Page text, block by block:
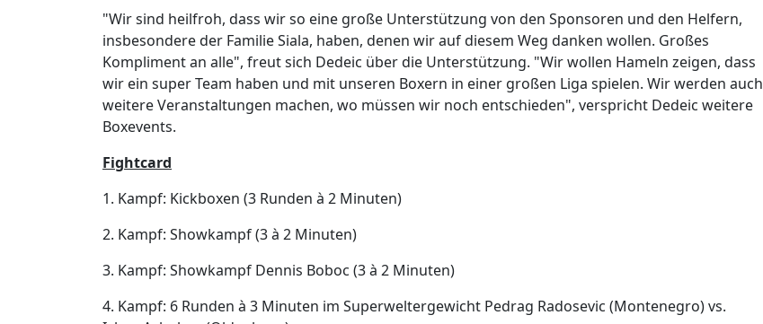
"Wir sind heilfroh, dass wir so eine große Unterstützung von den Sponsoren und den Helfern,
insbesondere der Familie Siala, haben, denen wir auf diesem Weg danken wollen. Großes
Kompliment an alle", freut sich Dedeic über die Unterstützung. "Wir wollen Hameln zeigen, dass
wir ein super Team haben und mit unseren Boxern in einer großen Liga spielen. Wir werden auch
weitere Veranstaltungen machen, wo müssen wir noch entschieden", verspricht Dedeic weitere
Boxevents.
Fightcard
1. Kampf: Kickboxen (3 Runden à 2 Minuten)
2. Kampf: Showkampf (3 à 2 Minuten)
3. Kampf: Showkampf Dennis Boboc (3 à 2 Minuten)
4. Kampf: 6 Runden à 3 Minuten im Superweltergewicht Pedrag Radosevic (Montenegro) vs.